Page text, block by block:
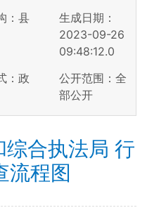
：县
生成日期：
2023-09-26
09:48:12.0
：政
公开范围：全
部公开
合执法局 行
流程图